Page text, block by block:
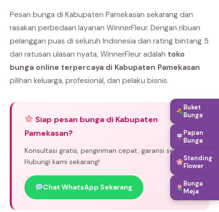
Pesan bunga di Kabupaten Pamekasan sekarang dan
rasakan perbedaan layanan WinnerFleur. Dengan ribuan
pelanggan puas di seluruh Indonesia dan rating bintang 5
dari ratusan ulasan nyata, WinnerFleur adalah toko
bunga online terpercaya di Kabupaten Pamekasan
pilihan keluarga, profesional, dan pelaku bisnis.
Siap pesan bunga di Kabupaten
Pamekasan?
Konsultasi gratis, pengiriman cepat, garansi segar.
Hubungi kami sekarang!
Chat WhatsApp Sekarang
Buket
Bunga
Papan
Bunga
Standing
Flower
Bunga
Meja